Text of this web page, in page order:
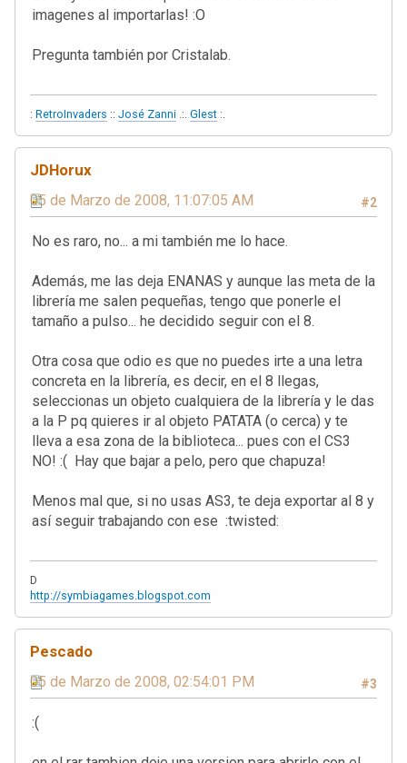
imagenes al importarlas! :O
Pregunta también por Cristalab.
: RetroInvaders :: José Zanni .:. Glest :.
JDHorux
#2
05 de Marzo de 2008, 11:07:05 AM
No es raro, no... a mi también me lo hace.
Además, me las deja ENANAS y aunque las meta de la
librería me salen pequeñas, tengo que ponerle el
tamaño a pulso... he decidido seguir con el 8.
Otra cosa que odio es que no puedes irte a una letra
concreta en la librería, es decir, en el 8 llegas,
seleccionas un objeto cualquiera de la librería y le das
a la P pq quieres ir al objeto PATATA (o cerca) y te
lleva a esa zona de la biblioteca... pues con el CS3
NO! :( Hay que bajar a pelo, pero que chapuza!
Menos mal que, si no usas AS3, te deja exportar al 8 y
así seguir trabajando con ese :twisted:
D
http://symbiagames.blogspot.com
Pescado
#3
05 de Marzo de 2008, 02:54:01 PM
:(